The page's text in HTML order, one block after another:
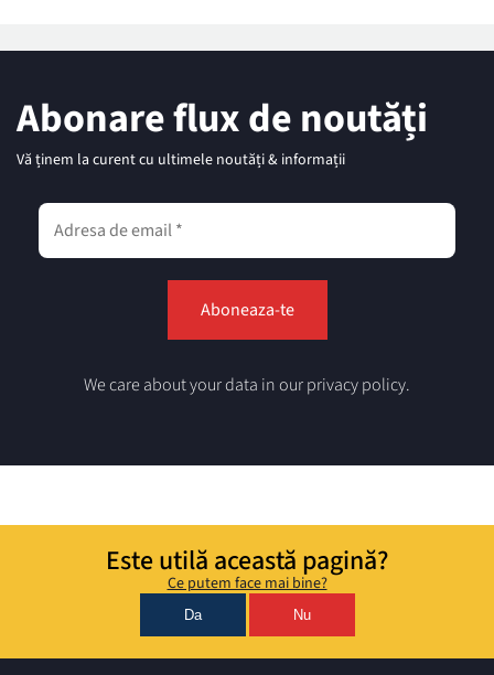
Abonare flux de noutăți
Vă ținem la curent cu ultimele noutăți & informații
We care about your data in our privacy policy.
Este utilă această pagină?
Ce putem face mai bine?
Da Nu